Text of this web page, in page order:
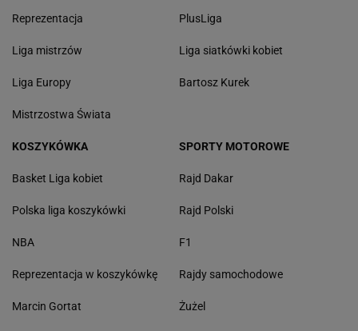
Reprezentacja
Liga mistrzów
Liga Europy
Mistrzostwa Świata
PlusLiga
Liga siatkówki kobiet
Bartosz Kurek
KOSZYKÓWKA
Basket Liga kobiet
Polska liga koszykówki
NBA
Reprezentacja w koszykówkę
Marcin Gortat
SPORTY MOTOROWE
Rajd Dakar
Rajd Polski
F1
Rajdy samochodowe
Żużel